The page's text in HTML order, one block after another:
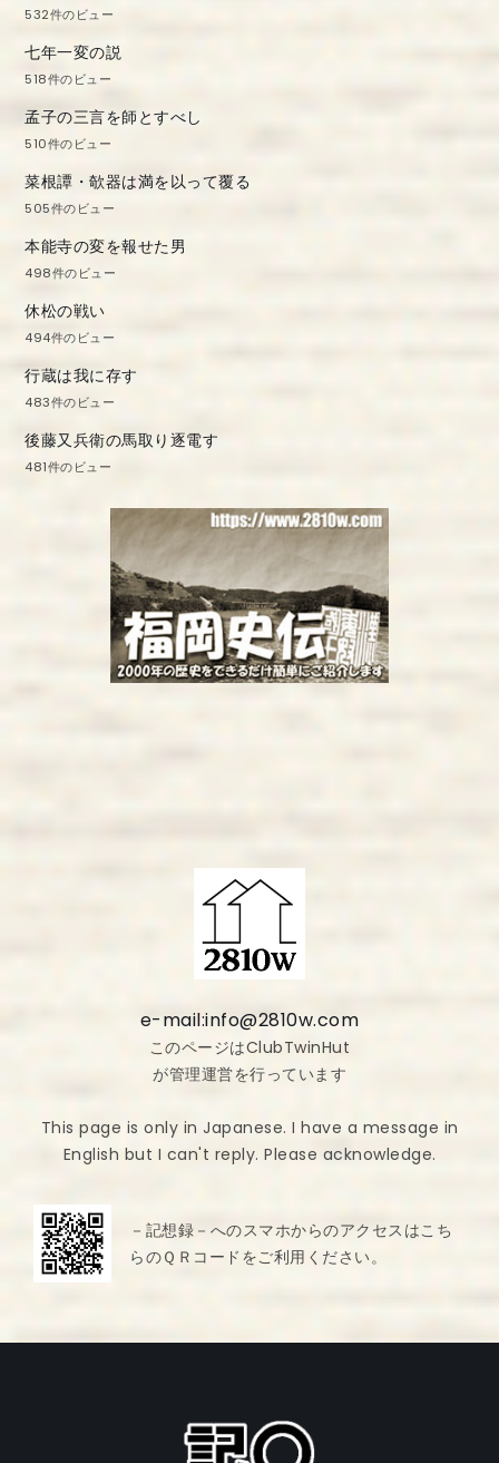
532件のビュー
七年一変の説
518件のビュー
孟子の三言を師とすべし
510件のビュー
菜根譚・欹器は満を以って覆る
505件のビュー
本能寺の変を報せた男
498件のビュー
休松の戦い
494件のビュー
行蔵は我に存す
483件のビュー
後藤又兵衛の馬取り逐電す
481件のビュー
e-mail:info@2810w.com
このページはClubTwinHut
が管理運営を行っています
This page is only in Japanese. I have a message in
English but I can't reply. Please acknowledge.
－記想録－へのスマホからのアクセスはこち
らのＱＲコードをご利用ください。